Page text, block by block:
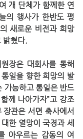
개 단체가 함께한 연
의 행사가 한반도 평
새로운 비전과 희망
밝혔다.
일을 향한 희망의 발
가능하고 통일은 반드
께 나아가자”고 강조
관은 서면 축사에서
한 열망이 국경과 세
아우르는 감동의 여